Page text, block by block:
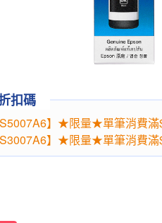
扣碼
】★限量★單筆消費
】★限量★單筆消費